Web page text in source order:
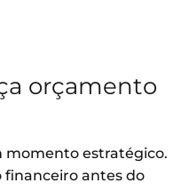
orçamento
momento estratégico.
financeiro antes do